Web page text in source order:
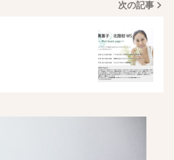
次の記事